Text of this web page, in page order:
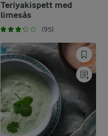
Teriyakispett med
limesås
(95)